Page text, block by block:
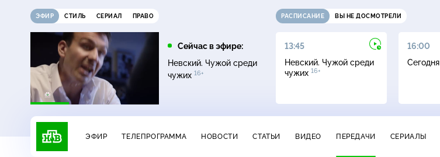
ЭФИР СТИЛЬ СЕРИАЛ ПРАВО
Сейчас в эфире:
Невский. Чужой среди
чужих 16+
РАСПИСАНИЕ ВЫ НЕ ДОСМОТРЕЛИ
12:00
Жди меня16+
13:00
Сегодня
13:45
Невский. Чужой среди
чужих 16+
16:00
Сегодня
ЭФИР ТЕЛЕПРОГРАММА НОВОСТИ СТАТЬИ ВИДЕО ПЕРЕДАЧИ СЕРИАЛЫ